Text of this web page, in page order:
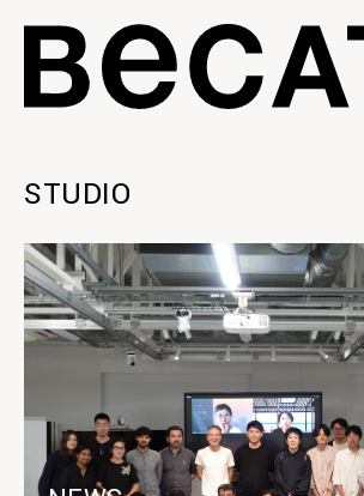
MENU
NEWS
MEDIA
STUDIO